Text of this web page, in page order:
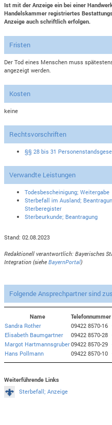
Ist mit der Anzeige ein bei einer
Handelskammer registriertes
Anzeige auch schriftlich erfolgen.
Fristen
Der Tod eines Menschen muss
angezeigt werden.
Kosten
keine
Rechtsvorschriften
§§ 28 bis 31
Verwandte Leistungen
Todesbescheinigung; Weitergabe
Sterbefall im Ausland;
Sterberegister
Sterbeurkunde; Beantragung
Stand: 02.08.2023
Redaktionell verantwortlich: Bayerisches
Integration (sieheBayernPortal)
Folgende Ansprechpartner sind
Name Telefonnummer
Sandra Rother
09422 8570-16
Elisabeth Baumgartner
09422 8570-28
Margot Hartmannsgruber09422 8570-29
Hans Pollmann
09422 8570-10
Weiterführende Links
Sterbefall; Anzeige